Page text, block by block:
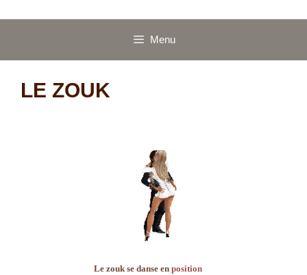
Menu
LE ZOUK
Le zouk se danse en position